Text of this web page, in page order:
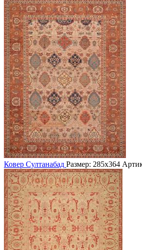
Ковер Султанабад Размер: 285х364